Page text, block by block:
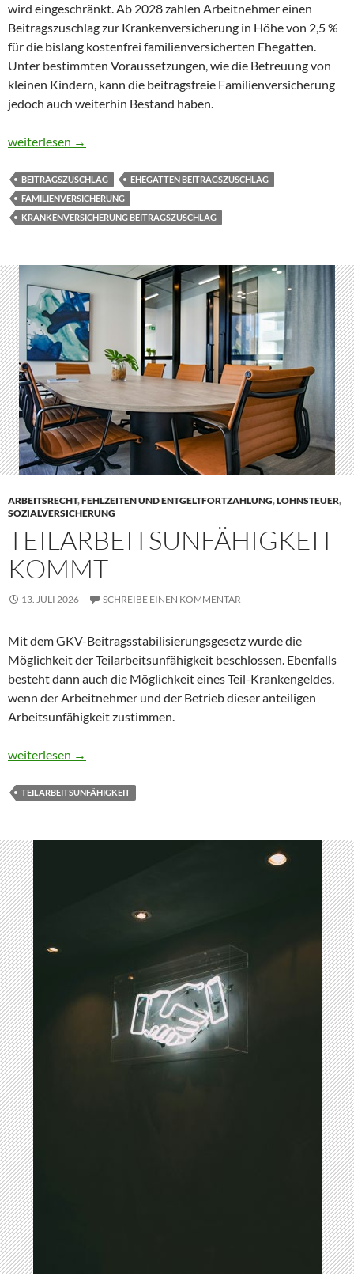
wird eingeschränkt. Ab 2028 zahlen Arbeitnehmer einen
Beitragszuschlag zur Krankenversicherung in Höhe von 2,5 %
für die bislang kostenfrei familienversicherten Ehegatten.
Unter bestimmten Voraussetzungen, wie die Betreuung von
kleinen Kindern, kann die beitragsfreie Familienversicherung
jedoch auch weiterhin Bestand haben.
Beitragszuschlag in der Krankenversicherung kommt für
weiterlesen →
BEITRAGSZUSCHLAG
EHEGATTEN BEITRAGSZUSCHLAG
FAMILIENVERSICHERUNG
KRANKENVERSICHERUNG BEITRAGSZUSCHLAG
ARBEITSRECHT,FEHLZEITEN UND ENTGELTFORTZAHLUNG,LOHNSTEUER,
SOZIALVERSICHERUNG
TEILARBEITSUNFÄHIGKEIT
KOMMT
13. JULI 2026 SCHREIBE EINEN KOMMENTAR
Mit dem GKV-Beitragsstabilisierungsgesetz wurde die
Möglichkeit der Teilarbeitsunfähigkeit beschlossen. Ebenfalls
besteht dann auch die Möglichkeit eines Teil-Krankengeldes,
wenn der Arbeitnehmer und der Betrieb dieser anteiligen
Arbeitsunfähigkeit zustimmen.
Teilarbeitsunfähigkeit kommt
weiterlesen →
TEILARBEITSUNFÄHIGKEIT